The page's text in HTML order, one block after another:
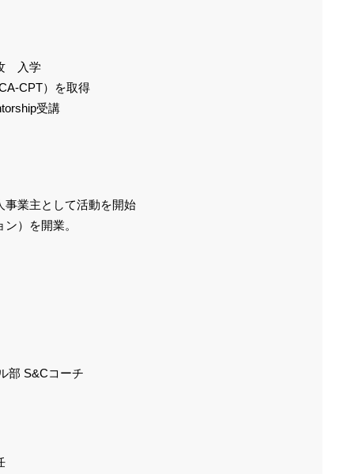
入学
CPT）を取得
受講
事業主として活動を開始
）を開業。
部 S&Cコーチ